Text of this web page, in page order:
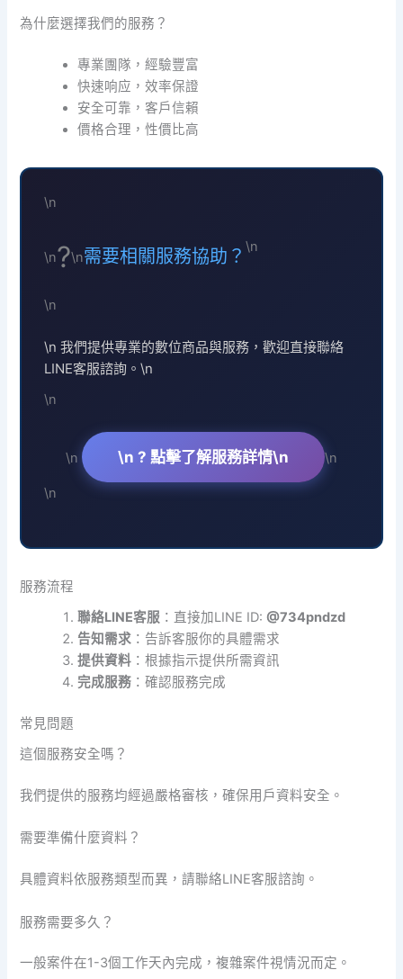
為什麼選擇我們的服務？
專業團隊，經驗豐富
快速响应，效率保證
安全可靠，客戶信賴
價格合理，性價比高
\n
\n?\n需要相關服務協助？ \n
\n
\n 我們提供專業的數位商品與服務，歡迎直接聯絡
LINE客服諮詢。\n
\n
\n \n ? 點擊了解服務詳情\n \n
\n
服務流程
聯絡LINE客服 ：直接加LINE ID:@734pndzd
告知需求 ：告訴客服你的具體需求
提供資料 ：根據指示提供所需資訊
完成服務 ：確認服務完成
常見問題
這個服務安全嗎？
我們提供的服務均經過嚴格審核，確保用戶資料安全。
需要準備什麼資料？
具體資料依服務類型而異，請聯絡LINE客服諮詢。
服務需要多久？
一般案件在1-3個工作天內完成，複雜案件視情況而定。